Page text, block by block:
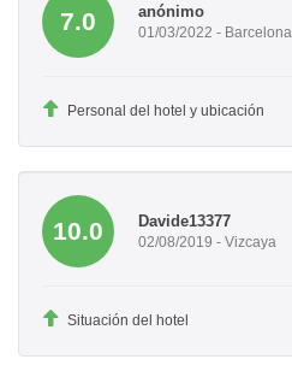
7.0 anónimo
01/03/2022 - Barcelona
Personal del hotel y ubicación
10.0 Davide13377
02/08/2019 - Vizcaya
Situación del hotel